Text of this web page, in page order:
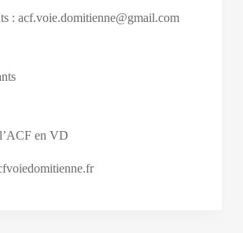
: acf.voie.domitienne@gmail.com
en VD